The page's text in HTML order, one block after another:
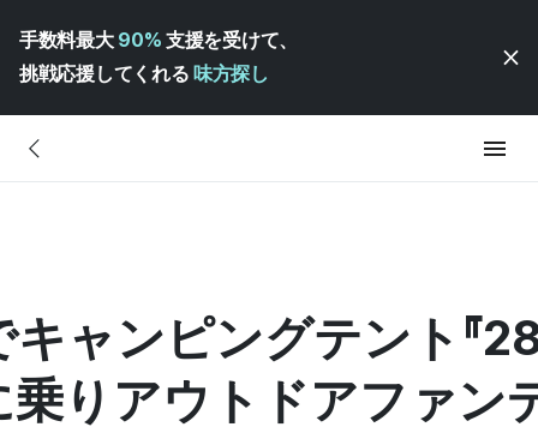
手数料最大 90% 支援を受けて、
挑戦応援してくれる 味方探し
ャンピングテント『28
りアウトドアファン